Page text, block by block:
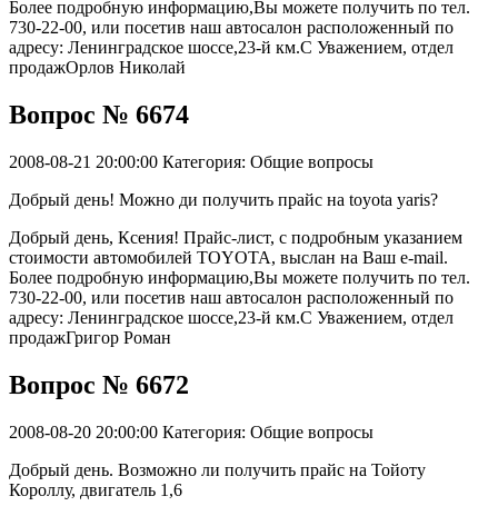
Более подробную информацию,Вы можете получить по тел.
730-22-00, или посетив наш автосалон расположенный по
адресу: Ленинградское шоссе,23-й км.С Уважением, отдел
продажОрлов Николай
Вопрос № 6674
2008-08-21 20:00:00 Категория: Общие вопросы
Добрый день! Можно ди получить прайс на toyota yaris?
Добрый день, Ксения! Прайс-лист, с подробным указанием
стоимости автомобилей TOYOTA, выслан на Ваш e-mail.
Более подробную информацию,Вы можете получить по тел.
730-22-00, или посетив наш автосалон расположенный по
адресу: Ленинградское шоссе,23-й км.С Уважением, отдел
продажГригор Роман
Вопрос № 6672
2008-08-20 20:00:00 Категория: Общие вопросы
Добрый день. Возможно ли получить прайс на Тойоту
Короллу, двигатель 1,6